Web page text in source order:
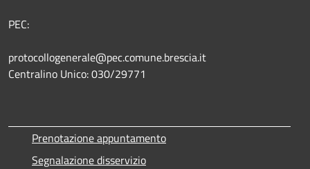
PEC:
protocollogenerale@pec.comune.brescia.it
Centralino Unico: 030/29771
Prenotazione appuntamento
Segnalazione disservizio